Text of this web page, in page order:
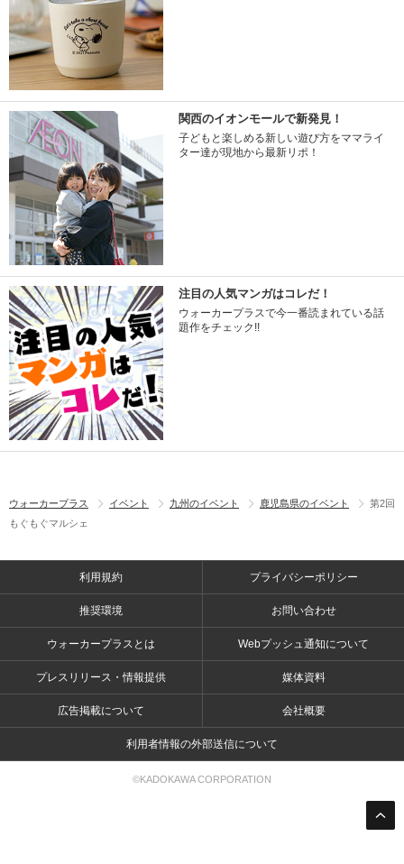
関西のイオンモールで新発見！
子どもと楽しめる新しい遊び方をママライ
ター達が現地から最新リポ！
注目の人気マンガはコレだ！
ウォーカープラスで今一番読まれている話
題作をチェック!!
ウォーカープラス イベント 九州のイベント 鹿児島県のイベント
第2回
もぐもぐマルシェ
利用規約 プライバシーポリシー
推奨環境 お問い合わせ
ウォーカープラスとは Webプッシュ通知について
プレスリリース・情報提供 媒体資料
広告掲載について 会社概要
利用者情報の外部送信について
©KADOKAWA CORPORATION